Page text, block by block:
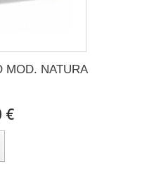
MOD. NATURA
€